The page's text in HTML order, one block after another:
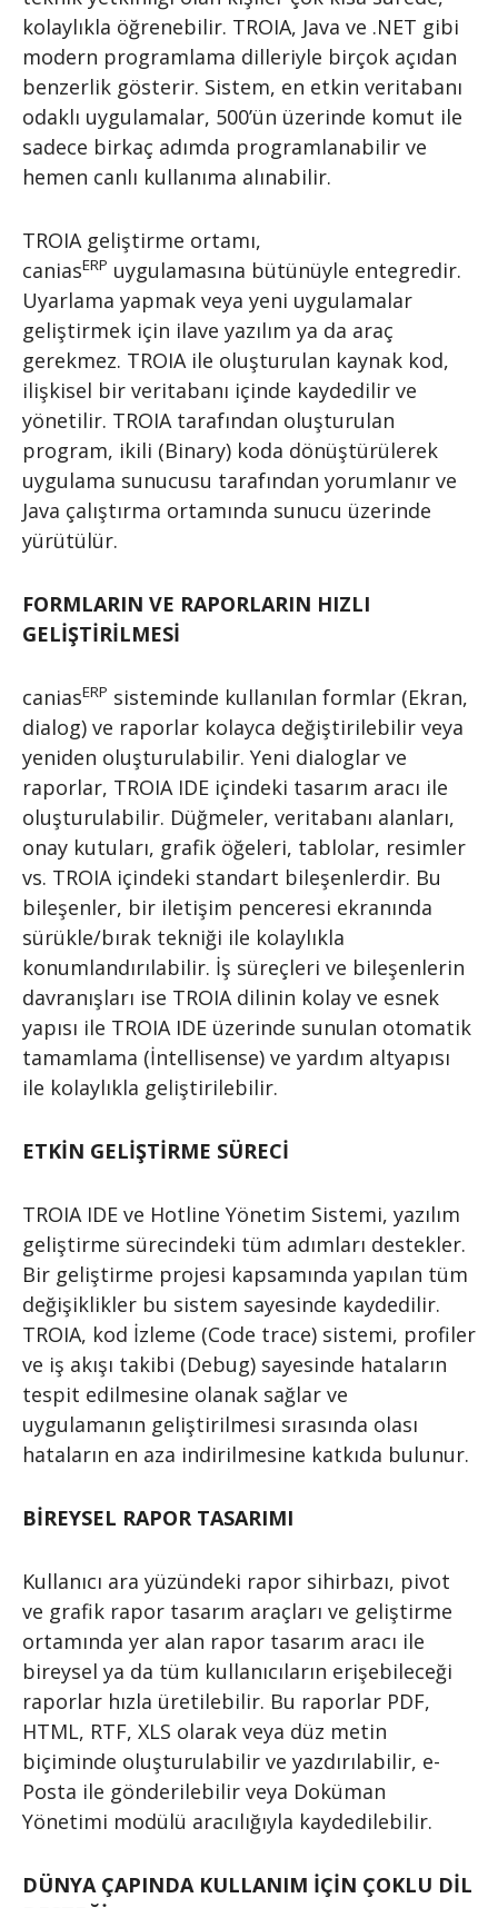
kolaylıkla öğrenebilir. TROIA, Java ve .NET gibi
modern programlama dilleriyle birçok açıdan
benzerlik gösterir. Sistem, en etkin veritabanı
odaklı uygulamalar, 500’ün üzerinde komut ile
sadece birkaç adımda programlanabilir ve
hemen canlı kullanıma alınabilir.
TROIA geliştirme ortamı,
caniasERP uygulamasına bütünüyle entegredir.
Uyarlama yapmak veya yeni uygulamalar
geliştirmek için ilave yazılım ya da araç
gerekmez. TROIA ile oluşturulan kaynak kod,
ilişkisel bir veritabanı içinde kaydedilir ve
yönetilir. TROIA tarafından oluşturulan
program, ikili (Binary) koda dönüştürülerek
uygulama sunucusu tarafından yorumlanır ve
Java çalıştırma ortamında sunucu üzerinde
yürütülür.
FORMLARIN VE RAPORLARIN HIZLI
GELİŞTİRİLMESİ
caniasERP sisteminde kullanılan formlar (Ekran,
dialog) ve raporlar kolayca değiştirilebilir veya
yeniden oluşturulabilir. Yeni dialoglar ve
raporlar, TROIA IDE içindeki tasarım aracı ile
oluşturulabilir. Düğmeler, veritabanı alanları,
onay kutuları, grafik öğeleri, tablolar, resimler
vs. TROIA içindeki standart bileşenlerdir. Bu
bileşenler, bir iletişim penceresi ekranında
sürükle/bırak tekniği ile kolaylıkla
konumlandırılabilir. İş süreçleri ve bileşenlerin
davranışları ise TROIA dilinin kolay ve esnek
yapısı ile TROIA IDE üzerinde sunulan otomatik
tamamlama (İntellisense) ve yardım altyapısı
ile kolaylıkla geliştirilebilir.
ETKİN GELİŞTİRME SÜRECİ
TROIA IDE ve Hotline Yönetim Sistemi, yazılım
geliştirme sürecindeki tüm adımları destekler.
Bir geliştirme projesi kapsamında yapılan tüm
değişiklikler bu sistem sayesinde kaydedilir.
TROIA, kod İzleme (Code trace) sistemi, profiler
ve iş akışı takibi (Debug) sayesinde hataların
tespit edilmesine olanak sağlar ve
uygulamanın geliştirilmesi sırasında olası
hataların en aza indirilmesine katkıda bulunur.
BİREYSEL RAPOR TASARIMI
Kullanıcı ara yüzündeki rapor sihirbazı, pivot
ve grafik rapor tasarım araçları ve geliştirme
ortamında yer alan rapor tasarım aracı ile
bireysel ya da tüm kullanıcıların erişebileceği
raporlar hızla üretilebilir. Bu raporlar PDF,
HTML, RTF, XLS olarak veya düz metin
biçiminde oluşturulabilir ve yazdırılabilir, e-
Posta ile gönderilebilir veya Doküman
Yönetimi modülü aracılığıyla kaydedilebilir.
DÜNYA ÇAPINDA KULLANIM İÇİN ÇOKLU DİL